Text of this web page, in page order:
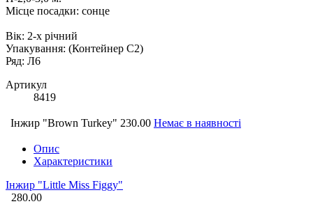
Місце посадки: сонце
Вік: 2-х річний
Упакування: (Контейнер С2)
Ряд: Л6
Артикул
8419
Інжир "Brown Turkey" 230.00 Немає в наявності
Опис
Характеристики
Інжир "Little Miss Figgy"
280.00